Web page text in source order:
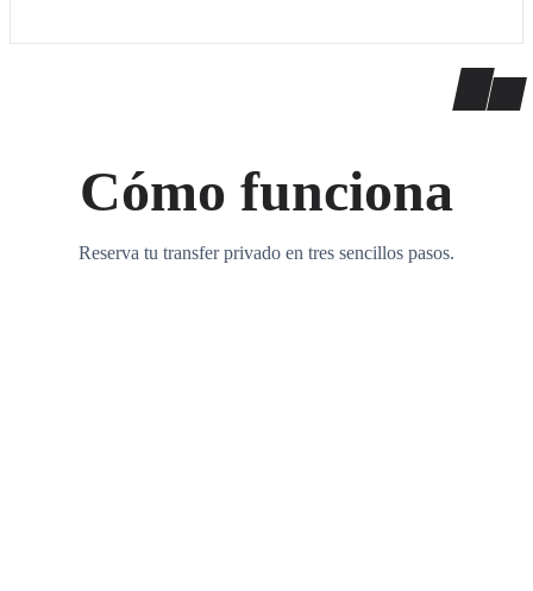
Cómo funciona
Reserva tu transfer privado en tres sencillos pasos.